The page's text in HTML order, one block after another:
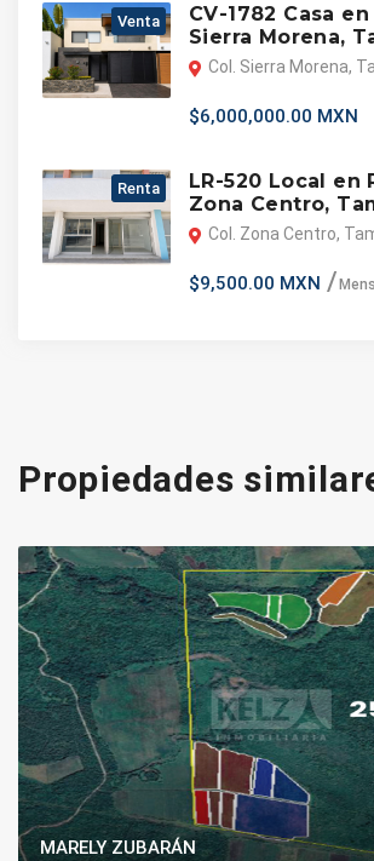
Venta
CV-1782 Casa
Sierra Morena,
Col. Sierra Morena,
$6,000,000.00 MXN
Renta
LR-520 Local en
Zona Centro,
Col. Zona Centro,
$9,500.00 MXN
Propiedades
MARELY ZUBARÁN